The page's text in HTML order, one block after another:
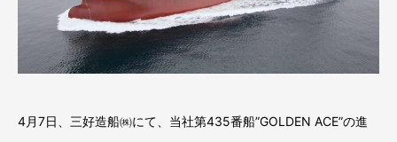
4月7日、三好造船㈱にて、当社第435番船”GOLDEN ACE”の進